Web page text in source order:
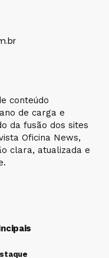
conteúdo
de carga e
da fusão dos sites
Oficina News,
clara, atualizada e